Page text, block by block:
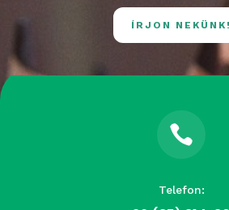
ÍRJON NEKÜNK!

Telefon: